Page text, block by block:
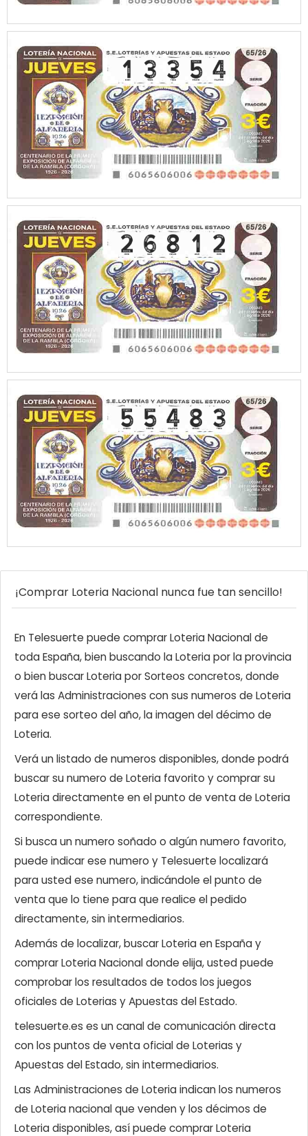
¡Comprar Loteria Nacional nunca fue tan sencillo!
En Telesuerte puede comprar Loteria Nacional de
toda España, bien buscando la Loteria por la provincia
o bien buscar Loteria por Sorteos concretos, donde
verá las Administraciones con sus numeros de Loteria
para ese sorteo del año, la imagen del décimo de
Loteria.
Verá un listado de numeros disponibles, donde podrá
buscar su numero de Loteria favorito y comprar su
Loteria directamente en el punto de venta de Loteria
correspondiente.
Si busca un numero soñado o algún numero favorito,
puede indicar ese numero y Telesuerte localizará
para usted ese numero, indicándole el punto de
venta que lo tiene para que realice el pedido
directamente, sin intermediarios.
Además de localizar, buscar Loteria en España y
comprar Loteria Nacional donde elija, usted puede
comprobar los resultados de todos los juegos
oficiales de Loterias y Apuestas del Estado.
telesuerte.es es un canal de comunicación directa
con los puntos de venta oficial de Loterias y
Apuestas del Estado, sin intermediarios.
Las Administraciones de Loteria indican los numeros
de Loteria nacional que venden y los décimos de
Loteria disponibles, así puede comprar Loteria